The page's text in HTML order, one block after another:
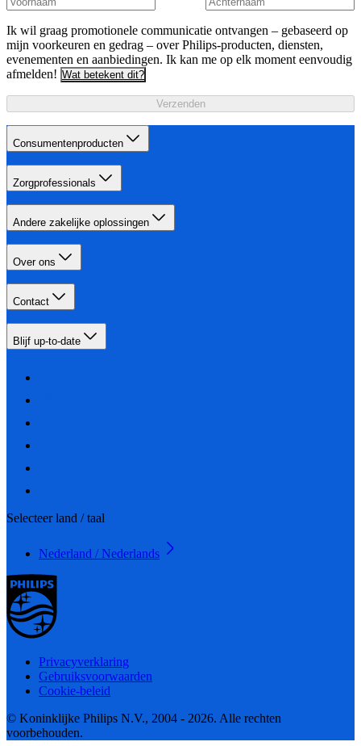
Ik wil graag promotionele communicatie ontvangen – gebaseerd op
mijn voorkeuren en gedrag – over Philips-producten, diensten,
evenementen en aanbiedingen. Ik kan me op elk moment eenvoudig
afmelden! Wat betekent dit?
Verzenden
Consumentenproducten
Zorgprofessionals
Andere zakelijke oplossingen
Over ons
Contact
Blijf up-to-date
Selecteer land / taal
Nederland / Nederlands
Privacyverklaring
Gebruiksvoorwaarden
Cookie-beleid
© Koninklijke Philips N.V., 2004 - 2026. Alle rechten
voorbehouden.